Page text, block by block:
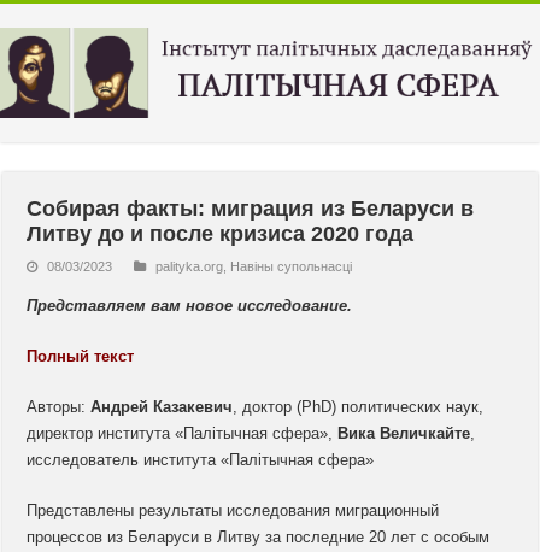
Собирая факты: миграция из Беларуси в
Литву до и после кризиса 2020 года
08/03/2023 palityka.org Навiны супольнасцi
Представляем вам новое исследование.
Полный текст
Авторы:Андрей Казакевич , доктор (PhD) политических наук,
директор института «Палітычная сфера»,Вика Величкайте
исследователь института «Палітычная сфера»
Представлены результаты исследования миграционный
процессов из Беларуси в Литву за последние 20 лет с особым